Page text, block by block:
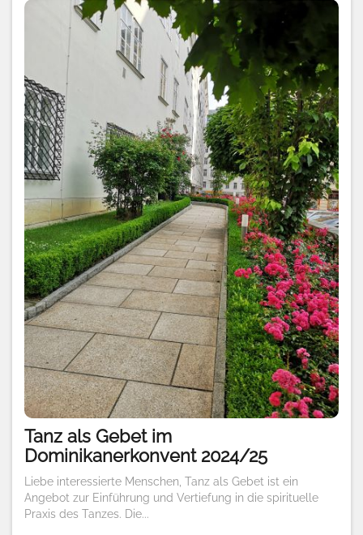
Tanz als Gebet im
Dominikanerkonvent 2024/25
Liebe interessierte Menschen, Tanz als Gebet ist ein
Angebot zur Einführung und Vertiefung in die spirituelle
Praxis des Tanzes. Die...